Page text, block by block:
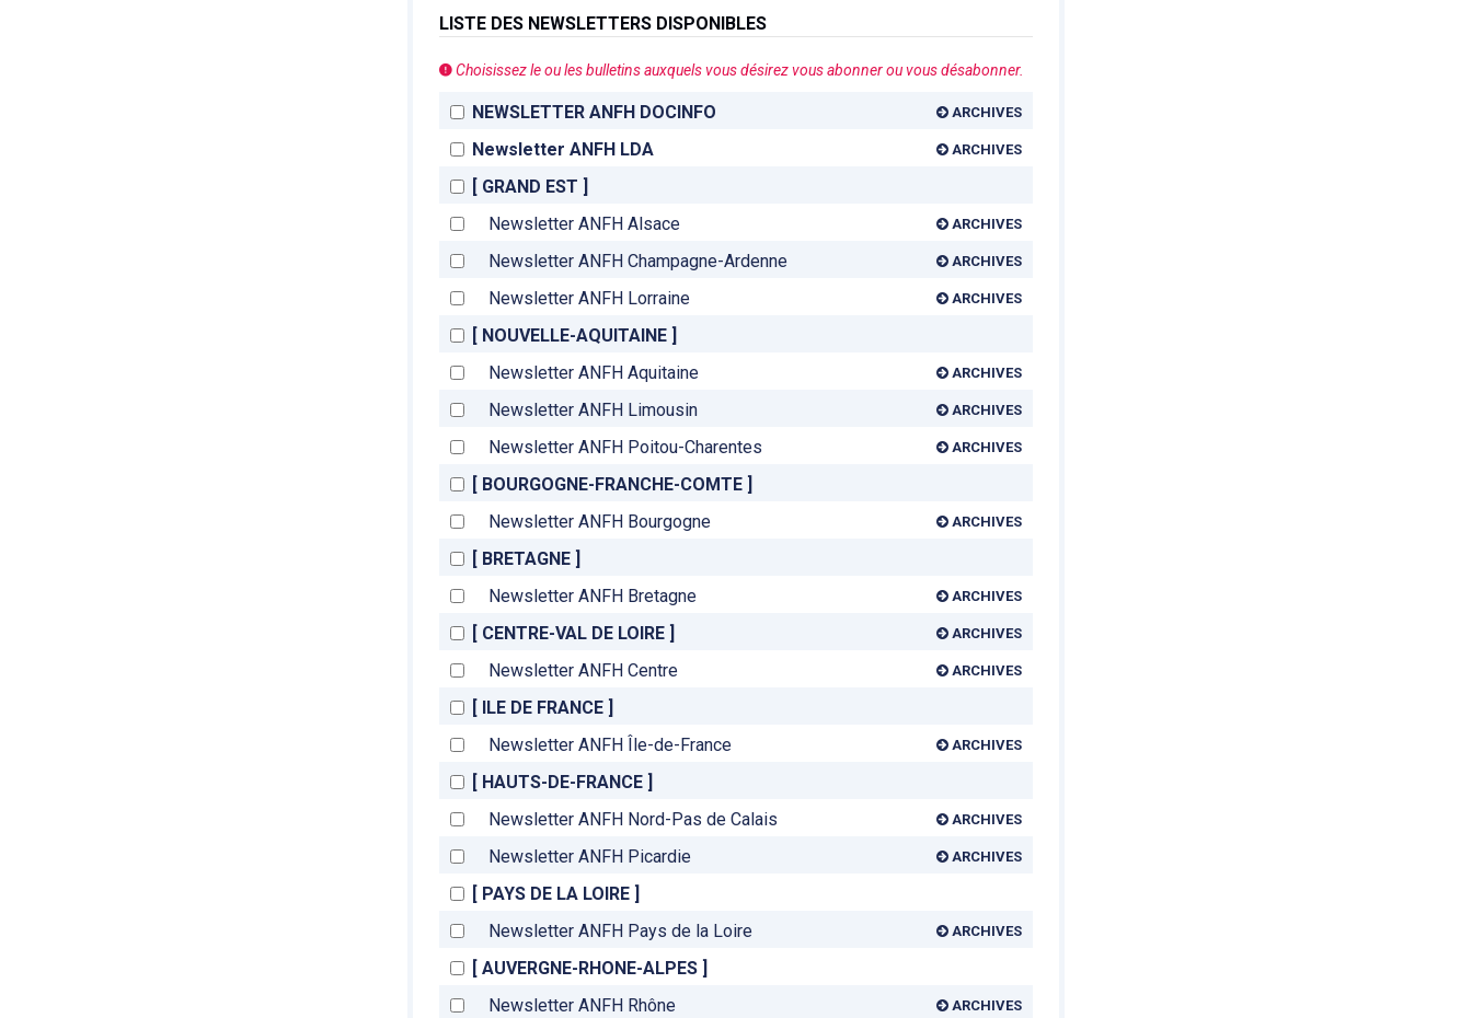
LISTE DES NEWSLETTERS DISPONIBLES
Choisissez le ou les bulletins auxquels vous désirez vous abonner ou vous désabonner.
Adresse
NEWSLETTER ANFH DOCINFO ARCHIVES
Newsletter ANFH LDA ARCHIVES
[ GRAND EST ]
Newsletter ANFH Alsace
ARCHIVES
Newsletter ANFH Champagne-Ardenne ARCHIVES
Newsletter ANFH Lorraine ARCHIVES
[ NOUVELLE-AQUITAINE ]
Newsletter ANFH Aquitaine
ARCHIVES
Newsletter ANFH Limousin ARCHIVES
Newsletter ANFH Poitou-Charentes ARCHIVES
[ BOURGOGNE-FRANCHE-COMTE ]
Newsletter ANFH Bourgogne
ARCHIVES
[ BRETAGNE ]
Newsletter ANFH Bretagne
ARCHIVES
[ CENTRE-VAL DE LOIRE ] ARCHIVES
Newsletter ANFH Centre ARCHIVES
[ ILE DE FRANCE ]
Newsletter ANFH Île-de-France
ARCHIVES
[ HAUTS-DE-FRANCE ]
Newsletter ANFH Nord-Pas de Calais
ARCHIVES
Newsletter ANFH Picardie ARCHIVES
[ PAYS DE LA LOIRE ]
Newsletter ANFH Pays de la Loire
ARCHIVES
[ AUVERGNE-RHONE-ALPES ]
Newsletter ANFH Rhône
ARCHIVES